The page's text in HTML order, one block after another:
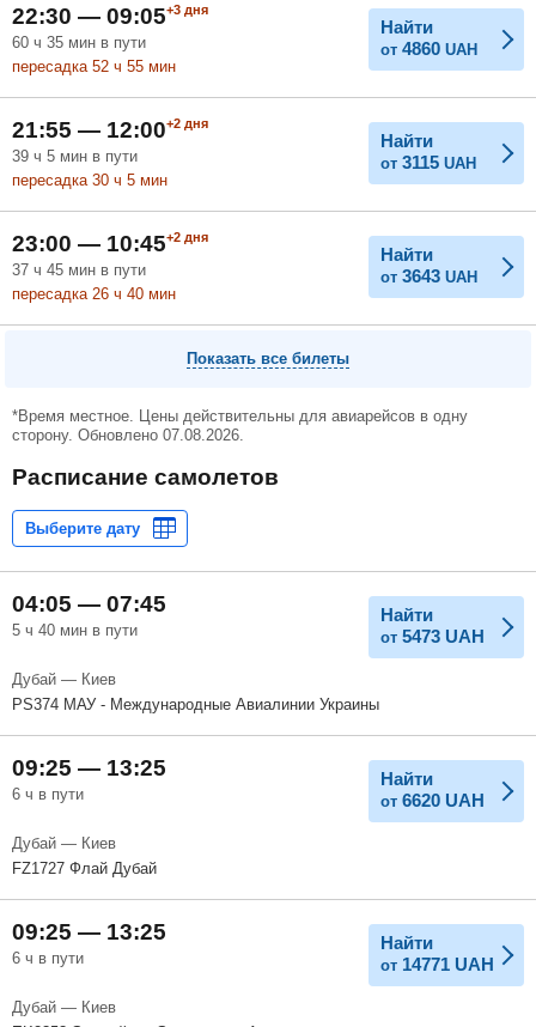
22:30 — 09:05+3 дня
60 ч 35 мин в пути
пересадка 52 ч 55 мин
Найти
от 4860 UAH
21:55 — 12:00+2 дня
39 ч 5 мин в пути
пересадка 30 ч 5 мин
Найти
от 3115 UAH
23:00 — 10:45+2 дня
37 ч 45 мин в пути
пересадка 26 ч 40 мин
Найти
от 3643 UAH
Показать все билеты
*Время местное. Цены действительны для авиарейсов в одну
сторону. Обновлено 07.08.2026.
Расписание самолетов
04:05 — 07:45
5 ч 40 мин в пути
Найти
от 5473 UAH
Дубай — Киев
PS374 МАУ - Международные Авиалинии Украины
09:25 — 13:25
6 ч в пути
Найти
от 6620 UAH
Дубай — Киев
FZ1727 Флай Дубай
09:25 — 13:25
6 ч в пути
Найти
от 14771 UAH
Дубай — Киев